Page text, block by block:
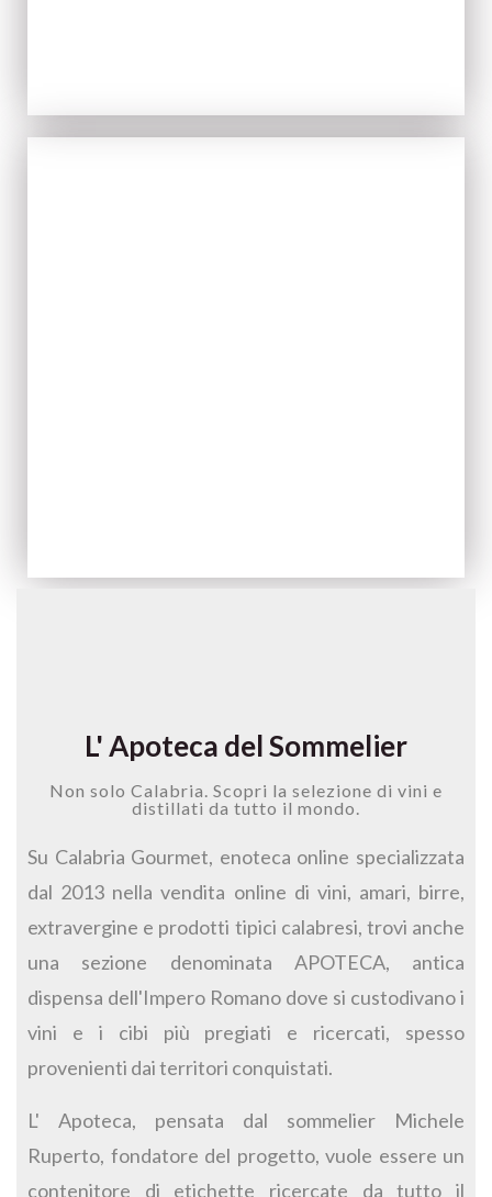
L' Apoteca del Sommelier
Non solo Calabria. Scopri la selezione di vini e
distillati da tutto il mondo.
Su Calabria Gourmet, enoteca online specializzata
dal 2013 nella vendita online di vini, amari, birre,
extravergine e prodotti tipici calabresi, trovi anche
una sezione denominata APOTECA, antica
dispensa dell'Impero Romano dove si custodivano i
vini e i cibi più pregiati e ricercati, spesso
provenienti dai territori conquistati.
L' Apoteca, pensata dal sommelier Michele
Ruperto, fondatore del progetto, vuole essere un
contenitore di etichette ricercate da tutto il